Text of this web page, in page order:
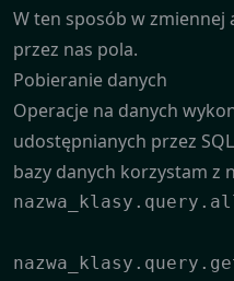
W ten sposób w
przez nas pola.
Pobieranie danych
Operacje na danych
udostępnianych przez
bazy danych korzystam z